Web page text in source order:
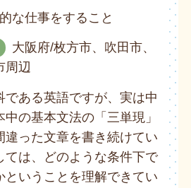
な仕事をすること
大阪府/枚方市、吹田市、
周辺
である英語ですが、実は中
の基本文法の「三単現」
違った文章を書き続けてい
ては、どのような条件下で
ということを理解できてい